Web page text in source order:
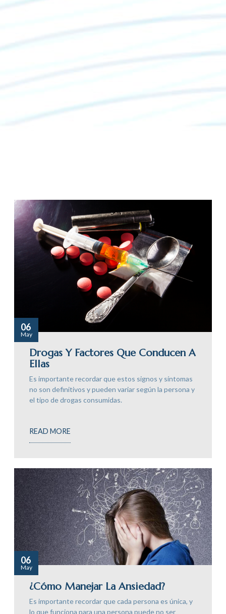
06
May
Drogas Y Factores Que Conducen A
Ellas
Es importante recordar que estos signos y síntomas
no son definitivos y pueden variar según la persona y
el tipo de drogas consumidas.
READ MORE
06
May
¿Cómo Manejar La Ansiedad?
Es importante recordar que cada persona es única, y
lo que funciona para una persona puede no ser